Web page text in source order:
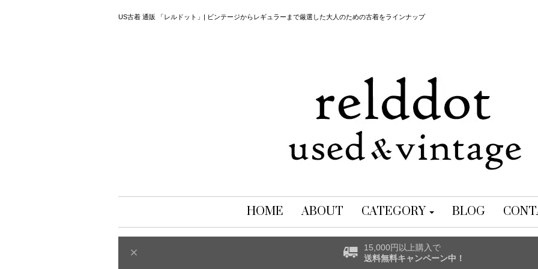
US古着 通販 「レルドット」| ビンテージからレギュラーまで厳選した大人のための古着をラインナップ
HOME ABOUT CATEGORY BLOG
15,000円以上購入で
送料無料キャンペーン中！